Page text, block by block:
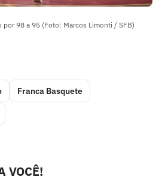
por 98 a 95 (Foto: Marcos Limonti / SFB)
Franca Basquete
VOCÊ!